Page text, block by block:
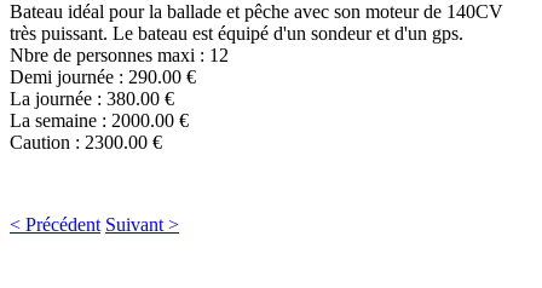
Bateau idéal pour la ballade et pêche avec son moteur de 140CV
très puissant. Le bateau est équipé d'un sondeur et d'un gps.
Nbre de personnes maxi : 12
Demi journée : 290.00 €
La journée : 380.00 €
La semaine : 2000.00 €
Caution : 2300.00 €
< Précédent Suivant >